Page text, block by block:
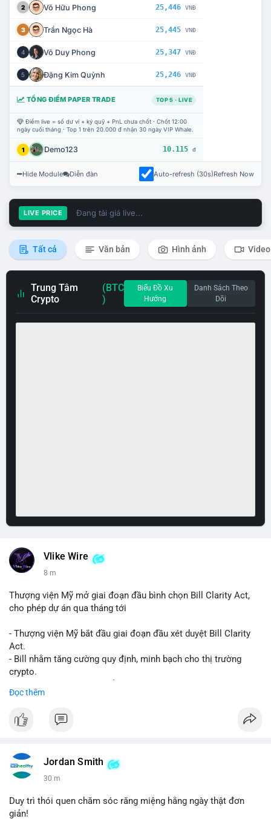
2 Võ Hữu Phong 25,446 VNĐ
3 Trần Ngọc Hà 25,445 VNĐ
4 Võ Duy Phong 25,347 VNĐ
5 Đặng Kim Quỳnh 25,246 VNĐ
TỔNG ĐIỂM PAPER TRADE TOP 5 · LIVE
Điểm live = số dư ví + ký quỹ + PnL chưa chốt · Chốt 12:00
ngày cuối tháng · Top 1 trên 20.000 đ nhận 30 ngày VIP Whale.
1 Demo123 10.115 đ
Hide Module Diễn đàn Auto-refresh (30s)Refresh Now
LIVE PRICE Đang tải giá live...
Tất cả Văn bản Hình ảnh Video
Trung Tâm
Crypto
(BTC
)
Biểu Đồ Xu
Hướng
Danh Sách Theo
Dõi
Vlike Wire
8 m
Thượng viện Mỹ mở giai đoạn đầu bình chọn Bill Clarity Act,
cho phép dự án qua tháng tới
- Thượng viện Mỹ bắt đầu giai đoạn đầu xét duyệt Bill Clarity
Act.
- Bill nhằm tăng cường quy định, minh bạch cho thị trường
crypto.
- Bill có thể ảnh hưởng pháp lý, hoạt động của các đồng tiền kỹ
$btc $eth
#vlikevn #titanbot
Đọc thêm
Jordan Smith
30 m
Duy trì thói quen chăm sóc răng miệng hằng ngày thật đơn
giản!